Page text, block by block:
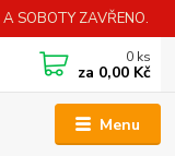
SOBOTY ZAVŘENO.
Menu
0 ks
za 0,00 Kč